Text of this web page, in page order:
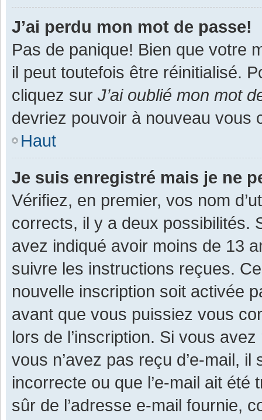
J’ai perdu mon mot de passe!
Pas de panique! Bien que votre
il peut toutefois être réinitialisé.
cliquez sur J’ai oublié mon mot
devriez pouvoir à nouveau vous
Haut
Je suis enregistré mais je ne
Vérifiez, en premier, vos nom
corrects, il y a deux possibilités.
avez indiqué avoir moins de 13
suivre les instructions reçues.
nouvelle inscription soit activée
avant que vous puissiez vous
lors de l’inscription. Si vous
vous n’avez pas reçu d’e-mail,
incorrecte ou que l’e-mail ait
sûr de l’adresse e-mail fournie,